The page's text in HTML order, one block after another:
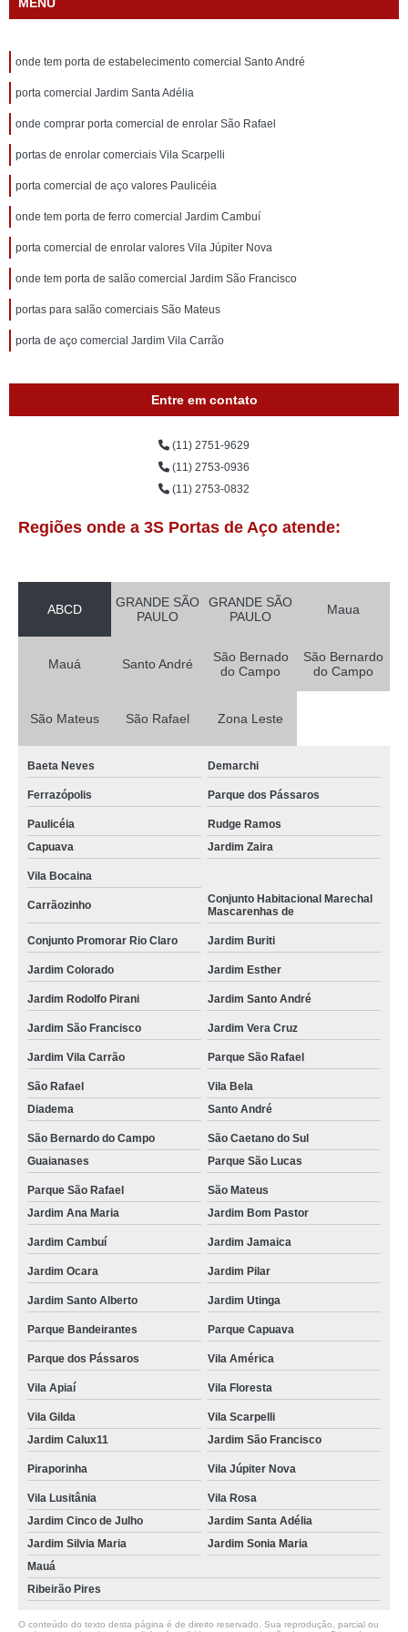
onde tem porta de estabelecimento comercial Santo André
porta comercial Jardim Santa Adélia
onde comprar porta comercial de enrolar São Rafael
portas de enrolar comerciais Vila Scarpelli
porta comercial de aço valores Paulicéia
onde tem porta de ferro comercial Jardim Cambuí
porta comercial de enrolar valores Vila Júpiter Nova
onde tem porta de salão comercial Jardim São Francisco
portas para salão comerciais São Mateus
porta de aço comercial Jardim Vila Carrão
Entre em contato
(11) 2751-9629
(11) 2753-0936
(11) 2753-0832
Regiões onde a 3S Portas de Aço atende:
ABCD
GRANDE SÃO
PAULO
GRANDE SÃO
PAULO
Maua
Mauá Santo André
São Bernado
do Campo
São Bernardo
do Campo
São Mateus São Rafael Zona Leste
Baeta Neves Demarchi
Ferrazópolis Parque dos Pássaros
Paulicéia
Rudge Ramos
Capuava
Jardim Zaira
Vila Bocaina
Carrãozinho
Conjunto Habitacional Marechal
Mascarenhas de
Conjunto Promorar Rio Claro Jardim Buriti
Jardim Colorado Jardim Esther
Jardim Rodolfo Pirani Jardim Santo André
Jardim São Francisco Jardim Vera Cruz
Jardim Vila Carrão Parque São Rafael
São Rafael
Vila Bela
Diadema
Santo André
São Bernardo do Campo
São Caetano do Sul
Guaianases
Parque São Lucas
Parque São Rafael
São Mateus
Jardim Ana Maria
Jardim Bom Pastor
Jardim Cambuí Jardim Jamaica
Jardim Ocara Jardim Pilar
Jardim Santo Alberto Jardim Utinga
Parque Bandeirantes Parque Capuava
Parque dos Pássaros Vila América
Vila Apiaí Vila Floresta
Vila Gilda
Vila Scarpelli
Jardim Calux11
Jardim São Francisco
Piraporinha Vila Júpiter Nova
Vila Lusitânia
Vila Rosa
Jardim Cinco de Julho
Jardim Santa Adélia
Jardim Silvia Maria
Jardim Sonia Maria
Mauá
Ribeirão Pires
O conteúdo do texto desta página é de direito reservado. Sua reprodução, parcial ou